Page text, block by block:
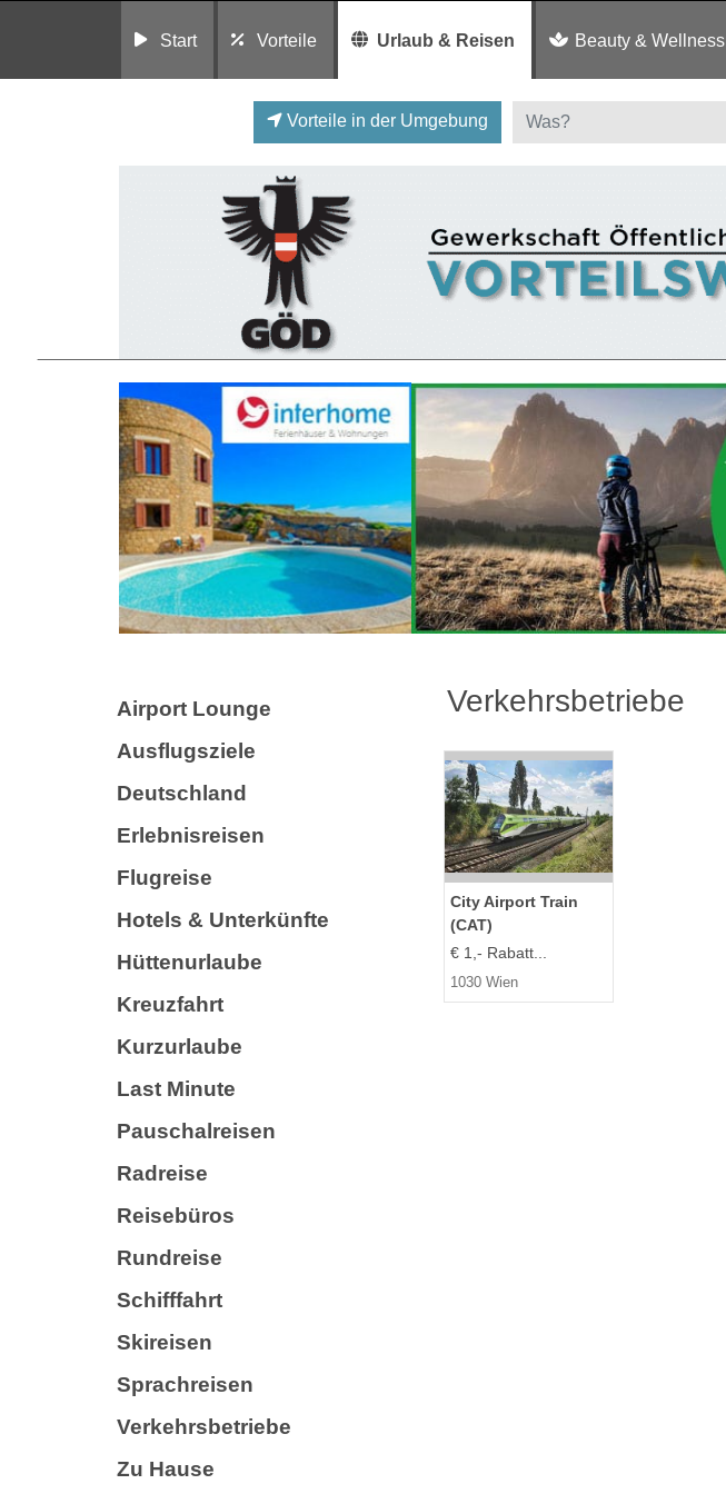
Start Vorteile Urlaub & Reisen Beauty & Wellness
Vorteile in der Umgebung
Airport Lounge
Ausflugsziele
Deutschland
Erlebnisreisen
Flugreise
Hotels & Unterkünfte
Hüttenurlaube
Kreuzfahrt
Kurzurlaube
Last Minute
Pauschalreisen
Radreise
Reisebüros
Rundreise
Schifffahrt
Skireisen
Sprachreisen
Verkehrsbetriebe
Zu Hause
Verkehrsbetriebe
City Airport Train
(CAT)
€ 1,- Rabatt...
1030 Wien